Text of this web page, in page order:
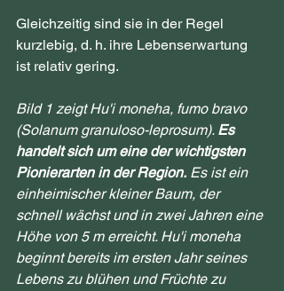
Gleichzeitig sind sie in der Regel
kurzlebig, d. h. ihre Lebenserwartung
ist relativ gering.
Bild 1 zeigt Hu'i moneha, fumo bravo
(Solanum granuloso-leprosum). Es
handelt sich um eine der wichtigsten
Pionierarten in der Region. Es ist ein
einheimischer kleiner Baum, der
schnell wächst und in zwei Jahren eine
Höhe von 5 m erreicht. Hu'i moneha
beginnt bereits im ersten Jahr seines
Lebens zu blühen und Früchte zu